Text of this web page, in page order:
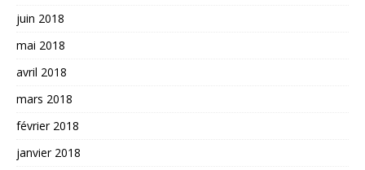
juin 2018
mai 2018
avril 2018
mars 2018
février 2018
janvier 2018